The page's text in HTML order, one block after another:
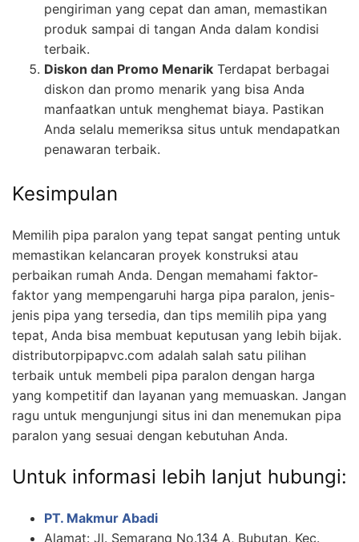
pengiriman yang cepat dan aman, memastikan
produk sampai di tangan Anda dalam kondisi
terbaik.
Diskon dan Promo Menarik Terdapat berbagai
diskon dan promo menarik yang bisa Anda
manfaatkan untuk menghemat biaya. Pastikan
Anda selalu memeriksa situs untuk mendapatkan
penawaran terbaik.
Kesimpulan
Memilih pipa paralon yang tepat sangat penting untuk
memastikan kelancaran proyek konstruksi atau
perbaikan rumah Anda. Dengan memahami faktor-
faktor yang mempengaruhi harga pipa paralon, jenis-
jenis pipa yang tersedia, dan tips memilih pipa yang
tepat, Anda bisa membuat keputusan yang lebih bijak.
distributorpipapvc.com adalah salah satu pilihan
terbaik untuk membeli pipa paralon dengan harga
yang kompetitif dan layanan yang memuaskan. Jangan
ragu untuk mengunjungi situs ini dan menemukan pipa
paralon yang sesuai dengan kebutuhan Anda.
Untuk informasi lebih lanjut hubungi:
PT. Makmur Abadi
Alamat: Jl. Semarang No.134 A, Bubutan, Kec.